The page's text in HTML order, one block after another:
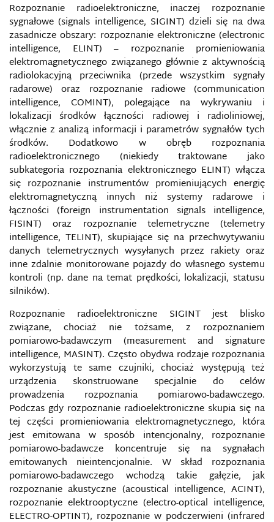
Rozpoznanie radioelektroniczne, inaczej rozpoznanie
sygnałowe (signals intelligence, SIGINT) dzieli się na dwa
zasadnicze obszary: rozpoznanie elektroniczne (electronic
intelligence, ELINT) – rozpoznanie promieniowania
elektromagnetycznego związanego głównie z aktywnością
radiolokacyjną przeciwnika (przede wszystkim sygnały
radarowe) oraz rozpoznanie radiowe (communication
intelligence, COMINT), polegające na wykrywaniu i
lokalizacji środków łączności radiowej i radioliniowej,
włącznie z analizą informacji i parametrów sygnałów tych
środków. Dodatkowo w obręb rozpoznania
radioelektronicznego (niekiedy traktowane jako
subkategoria rozpoznania elektronicznego ELINT) włącza
się rozpoznanie instrumentów promieniujących energię
elektromagnetyczną innych niż systemy radarowe i
łączności (foreign instrumentation signals intelligence,
FISINT) oraz rozpoznanie telemetryczne (telemetry
intelligence, TELINT), skupiające się na przechwytywaniu
danych telemetrycznych wysyłanych przez rakiety oraz
inne zdalnie monitorowane pojazdy do własnego systemu
kontroli (np. dane na temat prędkości, lokalizacji, statusu
silników).
Rozpoznanie radioelektroniczne SIGINT jest blisko
związane, chociaż nie tożsame, z rozpoznaniem
pomiarowo-badawczym (measurement and signature
intelligence, MASINT). Często obydwa rodzaje rozpoznania
wykorzystują te same czujniki, chociaż występują też
urządzenia skonstruowane specjalnie do celów
prowadzenia rozpoznania pomiarowo-badawczego.
Podczas gdy rozpoznanie radioelektroniczne skupia się na
tej części promieniowania elektromagnetycznego, która
jest emitowana w sposób intencjonalny, rozpoznanie
pomiarowo-badawcze koncentruje się na sygnałach
emitowanych nieintencjonalnie. W skład rozpoznania
pomiarowo-badawczego wchodzą takie gałęzie, jak
rozpoznanie akustyczne (acoustical intelligence, ACINT),
rozpoznanie elektrooptyczne (electro-optical intelligence,
ELECTRO-OPTINT), rozpoznanie w podczerwieni (infrared
SIECIOCENTRYCZNE BEZPIECZEŃSTWO
SIECIOCENTRYCZNE SYSTEMY ZARZĄDZANIA
WALKĄ C4ISR
SŁUŻBY SPECJALNE
SOCIAL MEDIA INTELLIGENCE (SOCMINT)
SPIN DOKTORING
SPIRALA MILCZENIA
SPOŁECZEŃSTWO INFORMACYJNE
SPOŁECZNE KOMPETENCJE MEDIALNO-
INFORMACYJNE W KONTEKŚCIE BEZPIECZEŃSTWA
W CYBERPRZESTRZENI
STARE I NOWE MEDIA
STOPFAKE POLSKA – WALKA Z NIEPRAWDZIWĄ
INFORMACJĄ
STRATEGIA CYBERBEZPIECZEŃSTWA USA
SWATTING
SYSTEM INFORMACYJNY
SYSTEM OŚWIATY PUBLICZNEJ A BEZPIECZEŃSTWO
INFORMACYJNE
SYSTEM ZAUFANIA SPOŁECZNEGO
SZTUCZNA INTELIGENCJA